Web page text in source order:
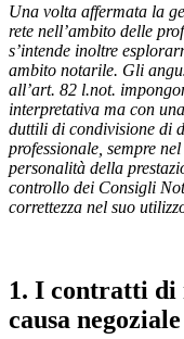
Una volta affermata la
rete nell’ambito delle
s’intende inoltre
ambito notarile. Gli
all’art. 82 l.not.
interpretativa ma con
duttili di condivisione di
professionale, sempre
personalità della
controllo dei Consigli
correttezza nel suo
1. I contratti di
causa